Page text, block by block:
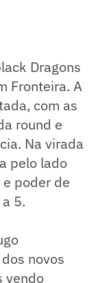
Dragons
Fronteira. A
com as
round e
Na virada
pelo lado
poder de
5.
novos
vendo